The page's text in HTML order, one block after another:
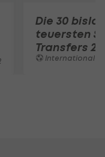
Die 30
teuersten
Transfers
International